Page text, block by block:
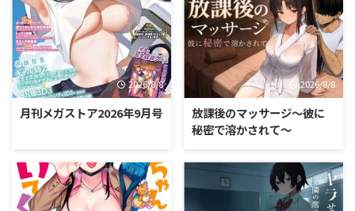
2026/8/8
月刊メガストア2026年9月号
2026/8/8
放課後のマッサージ〜彼に
秘密で溶かされて〜